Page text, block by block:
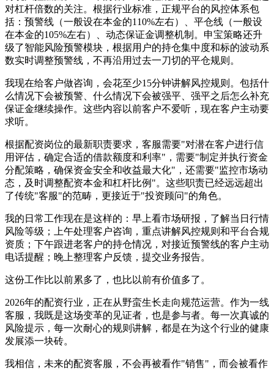
对杠杆倍数的关注。根据行业标准，正规平台的风控体系包
括：预警线（一般设在本金的110%左右）、平仓线（一般设
在本金的105%左右）、动态保证金调整机制。申宝策略还升
级了智能风险预警模块，根据用户的持仓集中度和标的波动系
数实时调整预警线，不再沿用过去一刀切的平仓规则。
我现在给客户做咨询，会花至少15分钟讲解风控规则。包括什
么情况下会被预警、什么情况下会被强平、强平之后怎么补充
保证金继续操作。这些内容以前客户不爱听，现在客户主动要
求听。
根据配资岗位的最新职责要求，客服需要"对潜在客户进行信
用评估，确定合适的借款额度和利率"，需要"制定并执行资金
分配策略，确保资金安全和收益最大化"，还需要"监控市场动
态，及时调整配资本金和杠杆比例"。这些职责已经远远超出
了传统"客服"的范畴，更接近于"投资顾问"的角色。
我的日常工作现在是这样的：早上看市场研报，了解当日行情
风险等级；上午处理客户咨询，重点讲解风控规则和平台合规
资质；下午跟进老客户的持仓情况，对接近预警线的客户主动
电话提醒；晚上整理客户反馈，提交业务报告。
这份工作比以前累多了，也比以前有价值多了。
2026年的配资行业，正在从野蛮生长走向规范运营。作为一线
客服，我既是这场变革的见证者，也是参与者。每一次真诚的
风险提示，每一次耐心的规则讲解，都是在为这个行业的健康
发展添一块砖。
我相信，未来的配资客服，不会再被看作"销售"，而会被看作